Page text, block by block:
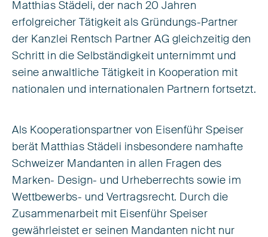
Matthias Städeli, der nach 20 Jahren
erfolgreicher Tätigkeit als Gründungs-Partner
der Kanzlei Rentsch Partner AG gleichzeitig den
Schritt in die Selbständigkeit unternimmt und
seine anwaltliche Tätigkeit in Kooperation mit
nationalen und internationalen Partnern fortsetzt.
Als Kooperationspartner von Eisenführ Speiser
berät Matthias Städeli insbesondere namhafte
Schweizer Mandanten in allen Fragen des
Marken- Design- und Urheberrechts sowie im
Wettbewerbs- und Vertragsrecht. Durch die
Zusammenarbeit mit Eisenführ Speiser
gewährleistet er seinen Mandanten nicht nur